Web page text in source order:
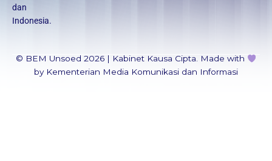
dan
Indonesia.
© BEM Unsoed 2026 | Kabinet Kausa Cipta. Made with
by Kementerian Media Komunikasi dan Informasi